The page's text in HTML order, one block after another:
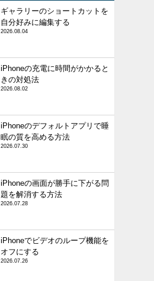
ギャラリーのショートカットを
自分好みに編集する
2026.08.04
iPhoneの充電に時間がかかると
きの対処法
2026.08.02
iPhoneのデフォルトアプリで睡
眠の質を高める方法
2026.07.30
iPhoneの画面が勝手に下がる問
題を解消する方法
2026.07.28
iPhoneでビデオのループ機能を
オフにする
2026.07.26